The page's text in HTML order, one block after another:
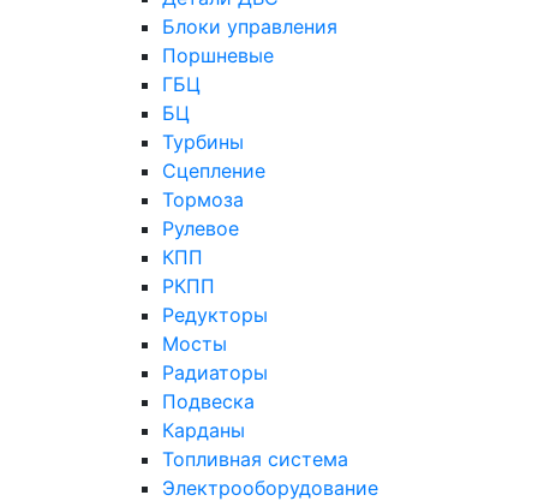
Блоки управления
Поршневые
ГБЦ
БЦ
Турбины
Сцепление
Тормоза
Рулевое
КПП
РКПП
Редукторы
Мосты
Радиаторы
Подвеска
Карданы
Топливная система
Электрооборудование